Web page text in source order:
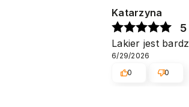
Katarzyna
5
Lakier jest
6/29/2026
0
0